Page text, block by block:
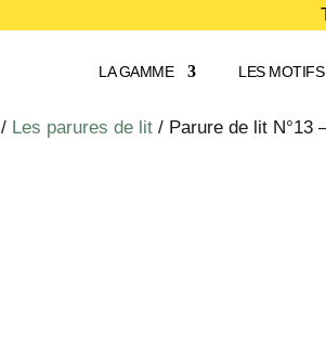
LA GAMME LES MOTIFS
/ Les parures de lit / Parure de lit N°13